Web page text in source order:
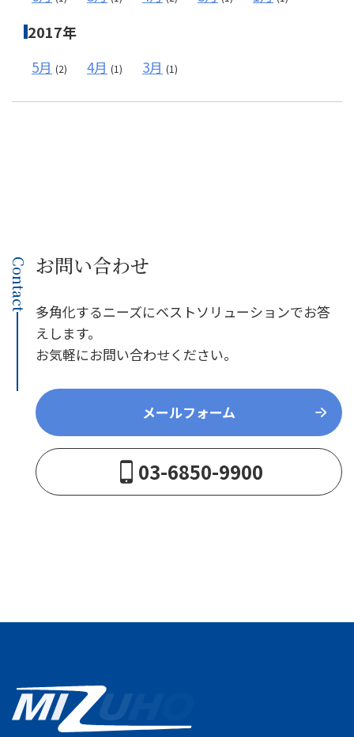
2017年
5月 (2) 4月 (1) 3月 (1)
お問い合わせ
Contact
多角化するニーズにベストソリューションでお答
えします。
お気軽にお問い合わせください。
メールフォーム
03-6850-9900